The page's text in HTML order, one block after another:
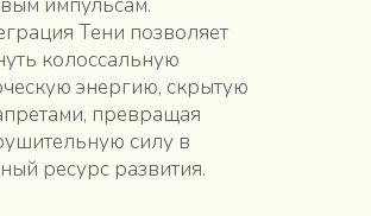
Тени позволяет
колоссальную
энергию, скрытую
превращая
силу в
ресурс развития.